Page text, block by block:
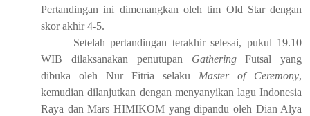
Pertandingan ini dimenangkan oleh tim Old Star dengan
skor akhir 4-5.
Setelah pertandingan terakhir selesai, pukul 19.10
WIB dilaksanakan penutupan GatheringFutsal yang
dibuka oleh Nur Fitria selaku Master of Ceremony,
kemudian dilanjutkan dengan menyanyikan lagu Indonesia
Raya dan Mars HIMIKOM yang dipandu oleh Dian Alya